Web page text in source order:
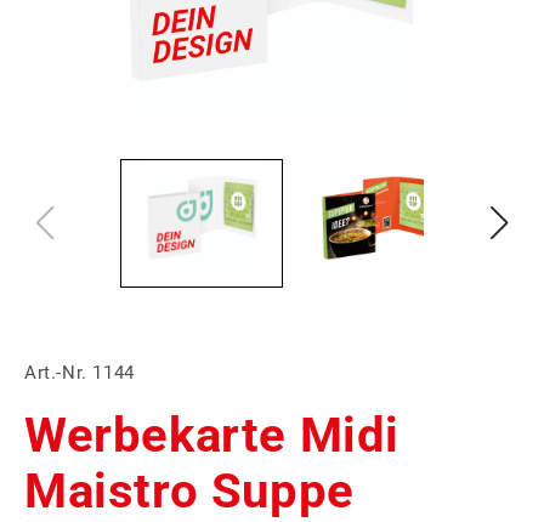
Art.-Nr. 1144
Werbekarte Midi
Maistro Suppe